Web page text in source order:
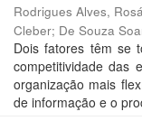
Rodrigues Alves,
Cleber; De Souza
Dois fatores têm se
competitividade das
organização mais
de informação e o